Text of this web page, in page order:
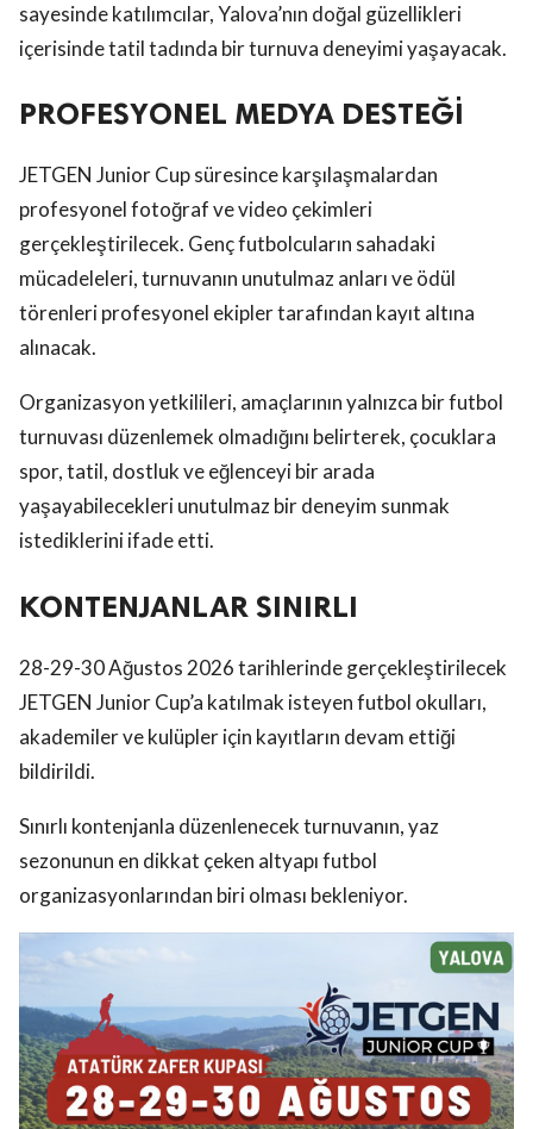
sayesinde katılımcılar, Yalova’nın doğal güzellikleri
içerisinde tatil tadında bir turnuva deneyimi yaşayacak.
PROFESYONEL MEDYA DESTEĞİ
JETGEN Junior Cup süresince karşılaşmalardan
profesyonel fotoğraf ve video çekimleri
gerçekleştirilecek. Genç futbolcuların sahadaki
mücadeleleri, turnuvanın unutulmaz anları ve ödül
törenleri profesyonel ekipler tarafından kayıt altına
alınacak.
Organizasyon yetkilileri, amaçlarının yalnızca bir futbol
turnuvası düzenlemek olmadığını belirterek, çocuklara
spor, tatil, dostluk ve eğlenceyi bir arada
yaşayabilecekleri unutulmaz bir deneyim sunmak
istediklerini ifade etti.
KONTENJANLAR SINIRLI
28-29-30 Ağustos 2026 tarihlerinde gerçekleştirilecek
JETGEN Junior Cup’a katılmak isteyen futbol okulları,
akademiler ve kulüpler için kayıtların devam ettiği
bildirildi.
Sınırlı kontenjanla düzenlenecek turnuvanın, yaz
sezonunun en dikkat çeken altyapı futbol
organizasyonlarından biri olması bekleniyor.